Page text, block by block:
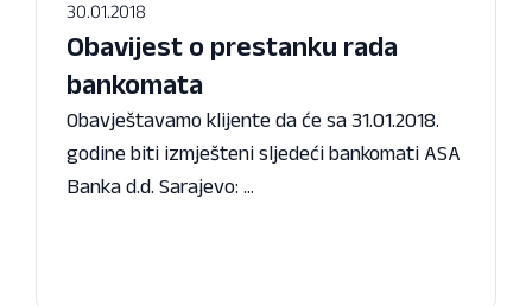
30.01.2018
Obavijest o prestanku rada
bankomata
Obavještavamo klijente da će sa 31.01.2018.
godine biti izmješteni sljedeći bankomati ASA
Banka d.d. Sarajevo: ...